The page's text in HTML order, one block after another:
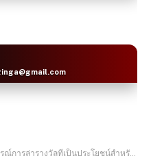
ารล่ารางวัลที่เป็นประโยชน์สำหรับสมาชิก